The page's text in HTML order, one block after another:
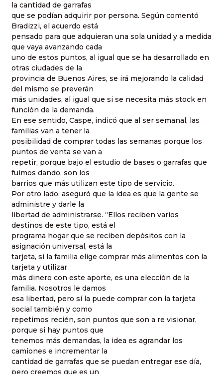
la cantidad de garrafas
que se podían adquirir por persona. Según comentó
Bradizzi, el acuerdo está
pensado para que adquieran una sola unidad y a medida
que vaya avanzando cada
uno de estos puntos, al igual que se ha desarrollado en
otras ciudades de la
provincia de Buenos Aires, se irá mejorando la calidad
del mismo se preverán
más unidades, al igual que si se necesita más stock en
función de la demanda.
En ese sentido, Caspe, indicó que al ser semanal, las
familias van a tener la
posibilidad de comprar todas las semanas porque los
puntos de venta se van a
repetir, porque bajo el estudio de bases o garrafas que
fuimos dando, son los
barrios que más utilizan este tipo de servicio.
Por otro lado, aseguró que la idea es que la gente se
administre y darle la
libertad de administrarse. “Ellos reciben varios
destinos de este tipo, está el
programa hogar que se reciben depósitos con la
asignación universal, está la
tarjeta, si la familia elige comprar más alimentos con la
tarjeta y utilizar
más dinero con este aporte, es una elección de la
familia. Nosotros le damos
esa libertad, pero sí la puede comprar con la tarjeta
social también y como
repetimos recién, son puntos que son a re visionar,
porque si hay puntos que
tenemos más demandas, la idea es agrandar los
camiones e incrementar la
cantidad de garrafas que se puedan entregar ese día,
pero creemos que es un